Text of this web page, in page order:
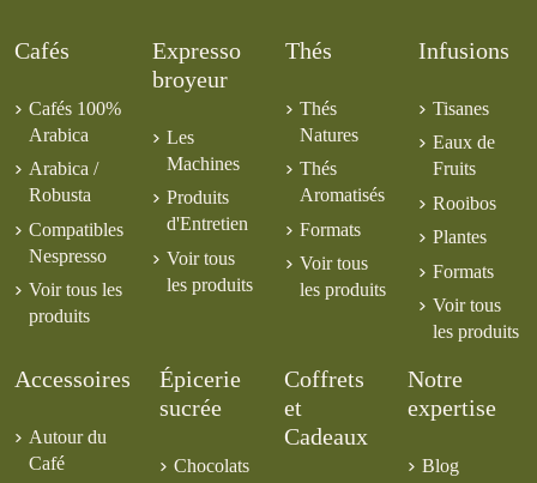
Cafés
Cafés 100%
Arabica
Arabica /
Robusta
Compatibles
Nespresso
Voir tous les
produits
Expresso
broyeur
Les
Machines
Produits
d'Entretien
Voir tous
les produits
Thés
Thés
Natures
Thés
Aromatisés
Formats
Voir tous
les produits
Infusions
Tisanes
Eaux de
Fruits
Rooibos
Plantes
Formats
Voir tous
les produits
Accessoires
Autour du
Café
Épicerie
sucrée
Chocolats
Coffrets
et
Cadeaux
Notre
expertise
Blog